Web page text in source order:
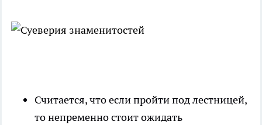
Считается, что если пройти под лестницей,
то непременно стоит ожидать